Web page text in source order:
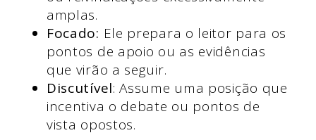
amplas.
Focado: Ele prepara o leitor para os
pontos de apoio ou as evidências
que virão a seguir.
Discutível: Assume uma posição que
incentiva o debate ou pontos de
vista opostos.